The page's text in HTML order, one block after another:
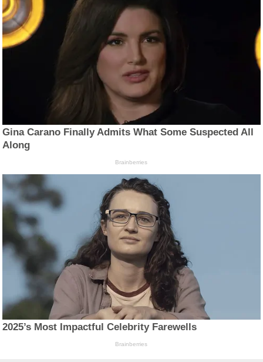
Gina Carano Finally Admits What Some Suspected All
Along
Brainberries
2025’s Most Impactful Celebrity Farewells
Brainberries